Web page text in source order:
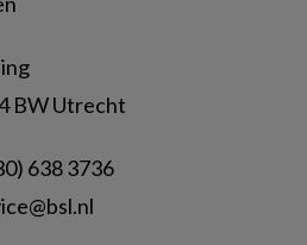
BW Utrecht
638 3736